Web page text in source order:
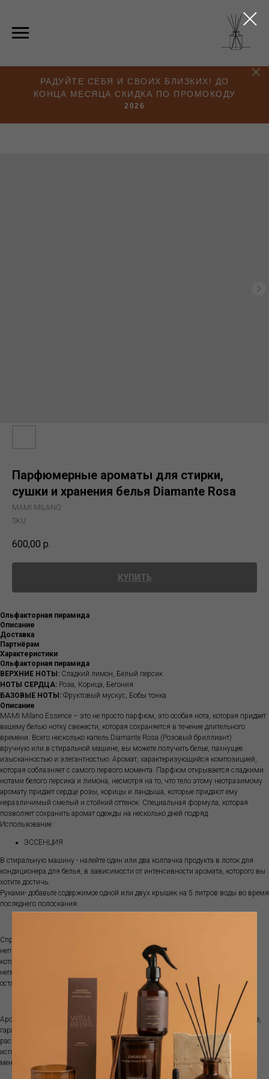
РАДУЙТЕ СЕБЯ И СВОИХ БЛИЗКИХ! ДО
КОНЦА МЕСЯЦА СКИДКА ПО ПРОМОКОДУ
2026
Парфюмерные ароматы для стирки,
сушки и хранения белья Diamante Rosa
MAMI MILANO
SKU:
600,00 р.
КУПИТЬ
Ольфакторная пирамида
Описание
Доставка
Партнёрам
Характеристики
Ольфакторная пирамида
ВЕРХНИЕ НОТЫ: Сладкий лимон, Белый персик
НОТЫ СЕРДЦА: Роза, Корица, Бегония
БАЗОВЫЕ НОТЫ: Фруктовый мускус, Бобы тонка
Описание
MAMI Milano Essence – это не просто парфюм, это особая нота, которая придает
вашему белью нотку свежести, которая сохраняется в течение длительного
времени. Всего несколько капель Diamante Rosa (Розовый бриллиант)
вручную или в стиральной машине, вы можете получить белье, пахнущее
изысканностью и элегантностью. Аромат, характеризующийся композицией,
которая соблазняет с самого первого момента. Парфюм открывается сладкими
нотами белого персика и лимона, несмотря на то, что тело этому неотразимому
аромату придает сердце розы, корицы и ландыша, которые придают ему
неразличимый смелый и стойкий оттенок. Специальная формула, которая
позволяет сохранить аромат одежды на несколько дней подряд.
Использование :
ЭССЕНЦИЯ
В стиральную машину - налейте один или два колпачка продукта в лоток для
кондиционера для белья, в зависимости от интенсивности аромата, которого вы
хотите достичь.
Руками- добавьте содержимое одной или двух крышек на 5 литров воды во время
последнего полоскания.
Спрей MAMI Milano, благодаря специальной МОЛЕКУЛЕ, нейтрализует
неприятные запахи на одежде, оставляя приятную и нежную нотку свежести,
которая сохраняется в течение долгого времени. Он используется
непосредственно на тканях (даже деликатных, таких как шелк и кашемир), не
оставляет следов, не пачкает и не изменяет их.
Ароматизированная вода для глажки, благодаря своей специальной формуле,
гарантирует вашей одежде стойкий аромат. Для правильного использования
распыляйте воду для глажки с расстояния не менее 30 см. Не рекомендуется
использовать кожаную одежду. Не оставляет разводов, не окрашивает и не
меняет цвет.